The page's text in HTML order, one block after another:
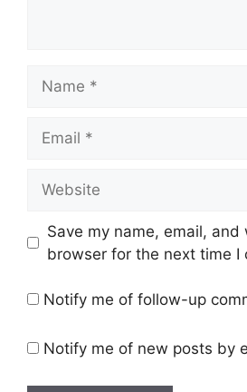
Save my name, email,
browser for the next time I
Notify me of follow-up
Notify me of new posts by